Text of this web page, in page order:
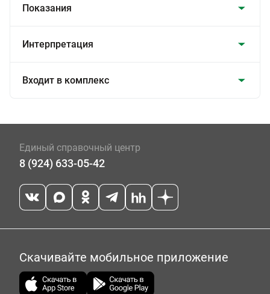
Показания
Интерпретация
Входит в комплекс
Единый справочный центр
8 (924) 633-05-42
Скачивайте мобильное приложение